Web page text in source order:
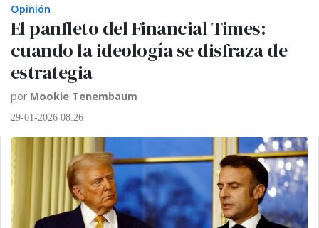
Opinión
El panfleto del Financial Times:
cuando la ideología se disfraza de
estrategia
por Mookie Tenembaum
29-01-2026 08:26